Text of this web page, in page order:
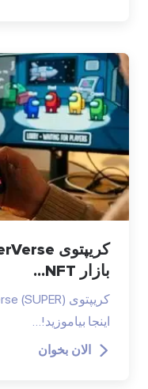
بازار NFT...
اینجا بیاموزید!…
الان بخوان